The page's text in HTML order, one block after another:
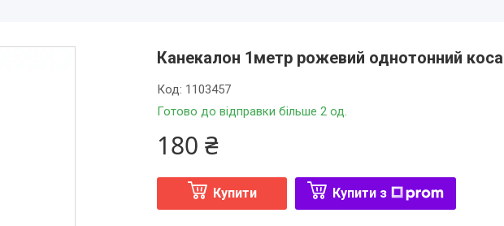
Канекалон 1метр рожевий однотонний
Готово до відправки більше 2 од.
Код: 1103457
180 ₴
Купити Купити з